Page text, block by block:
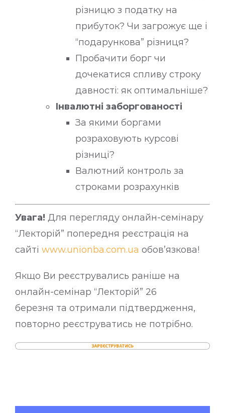
різницю з податку на
прибуток? Чи загрожує ще і
“подарункова” різниця?
Пробачити борг чи
дочекатися спливу строку
давності: як оптимальніше?
Інвалютні заборгованості
За якими боргами
розраховують курсові
різниці?
Валютний контроль за
строками розрахунків
Увага! Для перегляду онлайн-семінару
“Лекторій” попередня реєстрація на
сайті www.unionba.com.ua обов’язкова!
Якщо Ви реєструвались раніше на
онлайн-семінар “Лекторій” 26
березня та отримали підтвердження,
повторно реєструватись не потрібно.